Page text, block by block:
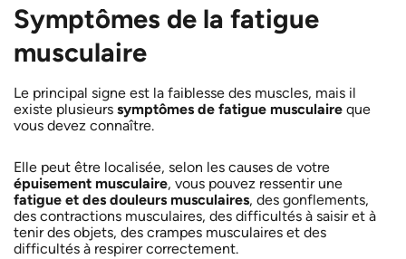
Symptômes de la fatigue
musculaire
Le principal signe est la faiblesse des muscles, mais il
existe plusieurs symptômes de fatigue musculaire que
vous devez connaître.
Elle peut être localisée, selon les causes de votre
épuisement musculaire, vous pouvez ressentir une
fatigue et des douleurs musculaires, des gonflements,
des contractions musculaires, des difficultés à saisir et à
tenir des objets, des crampes musculaires et des
difficultés à respirer correctement.